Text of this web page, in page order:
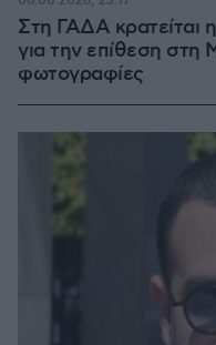
Στη ΓΑΔΑ κρατείται
για την επίθεση στη
φωτογραφίες